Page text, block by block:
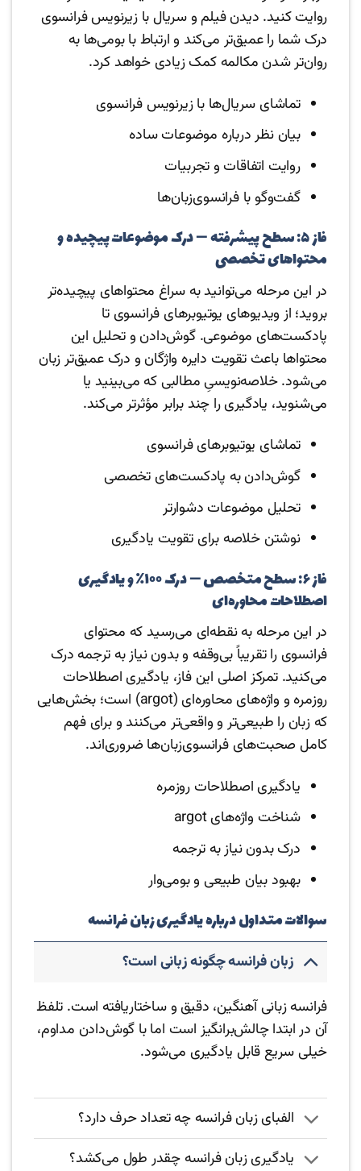
روایت کنید. دیدن فیلم و سریال با زیرنویس فرانسوی
درک شما را عمیق‌تر می‌کند و ارتباط با بومی‌ها به
روان‌تر شدن مکالمه کمک زیادی خواهد کرد.
تماشای سریال‌ها با زیرنویس فرانسوی
بیان نظر درباره موضوعات ساده
روایت اتفاقات و تجربیات
گفت‌وگو با فرانسوی‌زبان‌ها
فاز ۵: سطح پیشرفته — درک موضوعات پیچیده و
محتواهای تخصصی
در این مرحله می‌توانید به سراغ محتواهای پیچیده‌تر
بروید؛ از ویدیوهای یوتیوبرهای فرانسوی تا
پادکست‌های موضوعی. گوش‌دادن و تحلیل این
محتواها باعث تقویت دایره واژگان و درک عمیق‌تر زبان
می‌شود. خلاصه‌نویسیِ مطالبی که می‌بینید یا
می‌شنوید، یادگیری را چند برابر مؤثرتر می‌کند.
تماشای یوتیوبرهای فرانسوی
گوش‌دادن به پادکست‌های تخصصی
تحلیل موضوعات دشوارتر
نوشتن خلاصه برای تقویت یادگیری
فاز ۶: سطح متخصص — درک ۱۰۰٪ و یادگیری
اصطلاحات محاوره‌ای
در این مرحله به نقطه‌ای می‌رسید که محتوای
فرانسوی را تقریباً بی‌وقفه و بدون نیاز به ترجمه درک
می‌کنید. تمرکز اصلی این فاز، یادگیری اصطلاحات
روزمره و واژه‌های محاوره‌ای (argot) است؛ بخش‌هایی
که زبان را طبیعی‌تر و واقعی‌تر می‌کنند و برای فهم
کامل صحبت‌های فرانسوی‌زبان‌ها ضروری‌اند.
یادگیری اصطلاحات روزمره
شناخت واژه‌های argot
درک بدون نیاز به ترجمه
بهبود بیان طبیعی و بومی‌وار
سوالات متداول درباره یادگیری زبان فرانسه
زبان فرانسه چگونه زبانی است؟
فرانسه زبانی آهنگین، دقیق و ساختاریافته است. تلفظ
آن در ابتدا چالش‌برانگیز است اما با گوش‌دادن مداوم،
خیلی سریع قابل یادگیری می‌شود.
الفبای زبان فرانسه چه تعداد حرف دارد؟
یادگیری زبان فرانسه چقدر طول می‌کشد؟